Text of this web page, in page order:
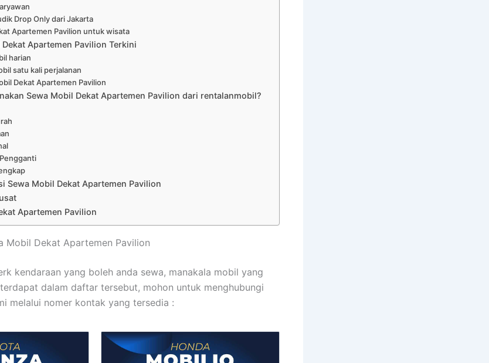
Drop Only dari Jakarta
Apartemen Pavilion untuk wisata
Apartemen Pavilion Terkini
harian
satu kali perjalanan
Dekat Apartemen Pavilion
Sewa Mobil Dekat Apartemen Pavilion dari rentalanmobil?
Sewa Mobil Dekat Apartemen Pavilion
Apartemen Pavilion
Mobil Dekat Apartemen Pavilion
kendaraan yang boleh anda sewa, manakala mobil yang
dalam daftar tersebut, mohon untuk menghubungi
melalui nomer kontak yang tersedia :